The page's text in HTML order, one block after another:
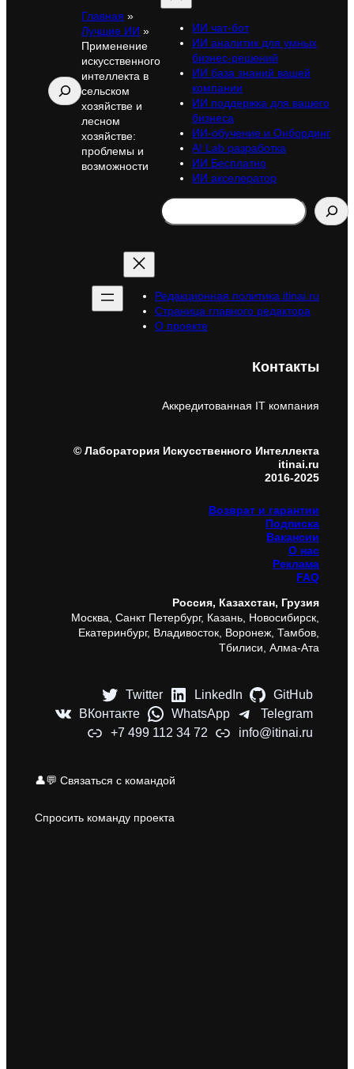
Поиск
Главная »
Лучшие ИИ »
Применение
искусственного
интеллекта в
сельском
хозяйстве и
лесном
хозяйстве:
проблемы и
возможности
ИИ чат-бот
ИИ аналитик для умных
бизнес-решений
ИИ база знаний вашей
компании
ИИ поддержка для вашего
бизнеса
ИИ-обучение и Онбординг
AI Lab разработка
ИИ Бесплатно
ИИ акселератор
Search
Редакционная политика itinai.ru
Страница главного редактора
О проекте
Контакты
Аккредитованная IT компания
© Лаборатория Искусственного Интеллекта
itinai.ru
2016-2025
Возврат и гарантии
Подписка
Вакансии
О нас
Реклама
FAQ
Россия, Казахстан, Грузия
Москва, Санкт Петербург, Казань, Новосибирск,
Екатеринбург, Владивосток, Воронеж, Тамбов,
Тбилиси, Алма-Ата
Twitter LinkedIn
GitHub
ВКонтакте
WhatsApp
Telegram
+7 499 112 34 72
info@itinai.ru
👤💬 Связаться с командой
Спросить команду проекта